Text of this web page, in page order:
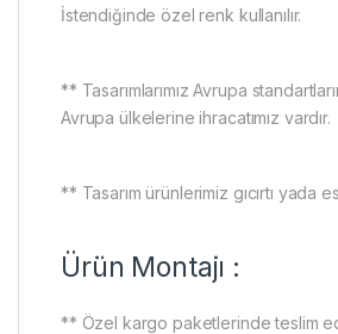
İstendiğinde özel renk kullanılır.
** Tasarımlarımız Avrupa
Avrupa ülkelerine ihracatımız vardır.
** Tasarım ürünlerimiz gıcırtı yada
Ürün Montajı :
** Özel kargo paketlerinde teslim